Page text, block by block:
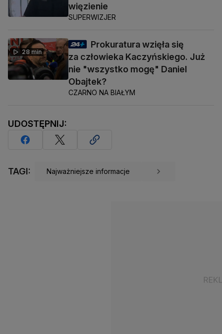
więzienie
SUPERWIZJER
28 min
Prokuratura wzięła się
za człowieka Kaczyńskiego. Już
nie "wszystko mogę" Daniel
Obajtek?
CZARNO NA BIAŁYM
UDOSTĘPNIJ:
TAGI: Najważniejsze informacje